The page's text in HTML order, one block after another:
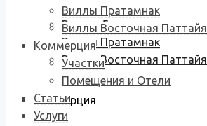
Виллы Джомтьен
Виллы Пратамнак
Виллы Восточная Паттайя
Коммерция
Виллы Пратамнак
Виллы Восточная Паттайя
Коммерция
Участки
Помещения и Отели
Статьи
Услуги